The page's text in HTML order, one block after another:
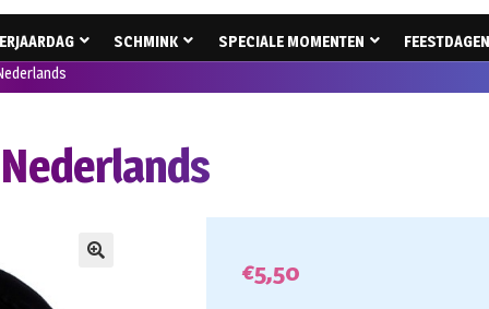
SCHMINK SPECIALE MOMENTEN FEESTDAGEN
€5,50